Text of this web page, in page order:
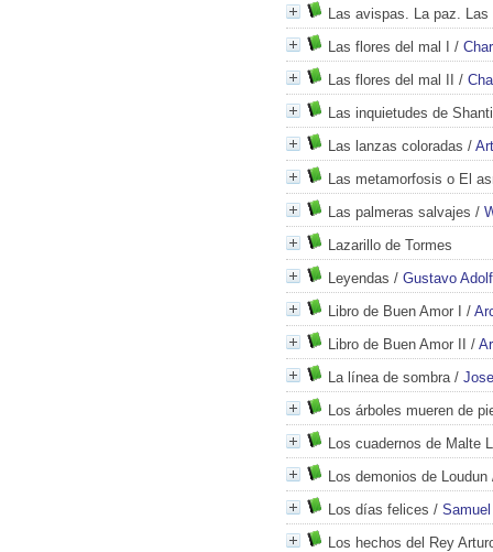
Las avispas. La paz.
Las flores del mal I
/
Las flores del mal II
/
Las inquietudes de
Las lanzas coloradas /
Las metamorfosis o El
Las palmeras salvajes /
Lazarillo de Tormes
Leyendas / Gustavo
Libro de Buen Amor I
/
Libro de Buen Amor II
/
La línea de sombra/
Los árboles mueren de
Los cuadernos de Malte
Los demonios de Loudun
Los días felices /
Los hechos del Rey